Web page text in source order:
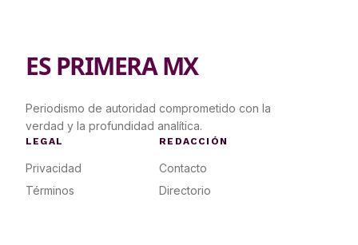
ES PRIMERA MX
Periodismo de autoridad comprometido con la
verdad y la profundidad analítica.
LEGAL
Privacidad
Términos
REDACCIÓN
Contacto
Directorio